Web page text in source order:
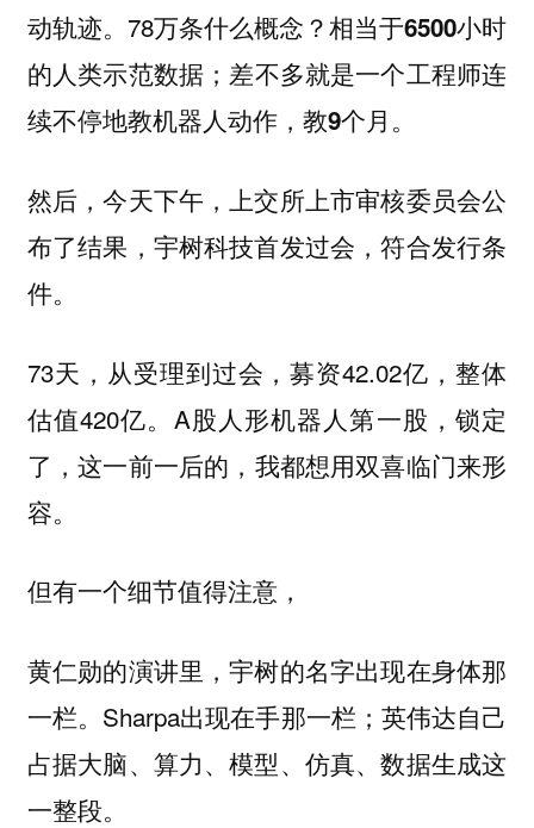
动轨迹。78万条什么概念？相当于6500小时
的人类示范数据；差不多就是一个工程师连
续不停地教机器人动作，教9个月。
然后，今天下午，上交所上市审核委员会公
布了结果，宇树科技首发过会，符合发行条
件。
73天，从受理到过会，募资42.02亿，整体
估值420亿。A股人形机器人第一股，锁定
了，这一前一后的，我都想用双喜临门来形
容。
但有一个细节值得注意，
黄仁勋的演讲里，宇树的名字出现在身体那
一栏。Sharpa出现在手那一栏；英伟达自己
占据大脑、算力、模型、仿真、数据生成这
一整段。